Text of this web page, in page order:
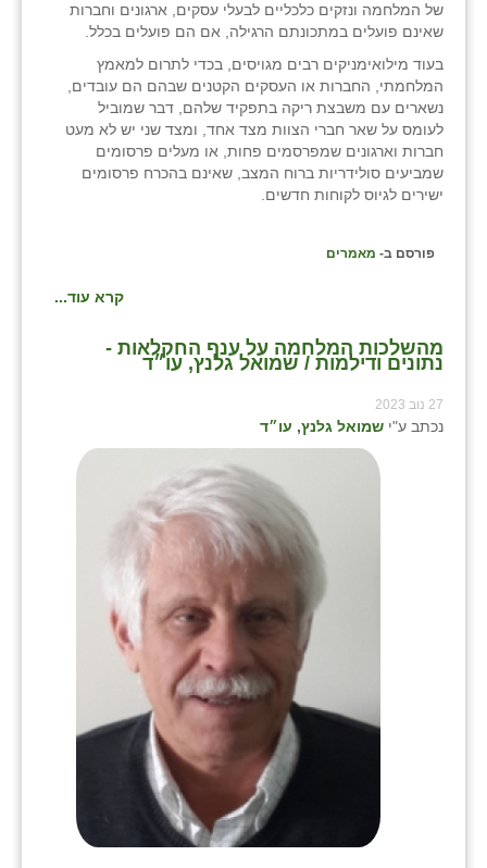
של המלחמה ונזקים כלכליים לבעלי עסקים, ארגונים וחברות
שאינם פועלים במתכונתם הרגילה, אם הם פועלים בכלל.
בעוד מילואימניקים רבים מגויסים, בכדי לתרום למאמץ
המלחמתי, החברות או העסקים הקטנים שבהם הם עובדים,
נשארים עם משבצת ריקה בתפקיד שלהם, דבר שמוביל
לעומס על שאר חברי הצוות מצד אחד, ומצד שני יש לא מעט
חברות וארגונים שמפרסמים פחות, או מעלים פרסומים
שמביעים סולידריות ברוח המצב, שאינם בהכרח פרסומים
ישירים לגיוס לקוחות חדשים.
פורסם ב- מאמרים
קרא עוד...
מהשלכות המלחמה על ענף החקלאות -
נתונים ודילמות / שמואל גלנץ, עו״ד
27 נוב 2023
נכתב ע"י שמואל גלנץ, עו״ד
ניר צבי
עין חצבה
עין תמר
עמרים
קורנית
רמות השבים
רמת הדר